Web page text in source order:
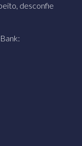
desconfie